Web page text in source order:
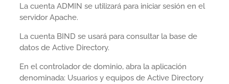
La cuenta ADMIN se utilizará para iniciar sesión en el
servidor Apache.
La cuenta BIND se usará para consultar la base de
datos de Active Directory.
En el controlador de dominio, abra la aplicación
denominada: Usuarios y equipos de Active Directory